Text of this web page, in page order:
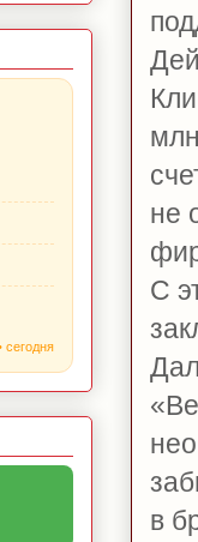
не
С
в
сегодня